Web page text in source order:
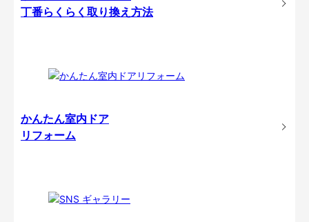
丁番らくらく取り換え方法
かんたん室内ドア
リフォーム